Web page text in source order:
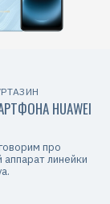
HUAWEI
про
линейки